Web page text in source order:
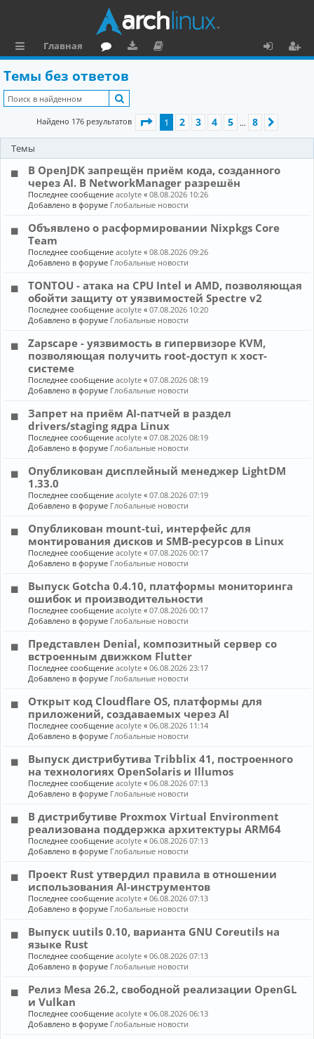
ы
л
и
Главная
ру
м
ру
зк
е
та
ц
я
Темы без ответов
Найдено 176 результатов Страница из8
1 2 3 4 5 … 8
Темы
В OpenJDK запрещён приём кода, созданного
через AI. В NetworkManager разрешён
Последнее сообщениеacolyte «08.08.2026 10:26
Добавлено в форуме Глобальные новости
Объявлено о расформировании Nixpkgs Core
Team
Последнее сообщениеacolyte «08.08.2026 09:26
Добавлено в форуме Глобальные новости
TONTOU - атака на CPU Intel и AMD, позволяющая
обойти защиту от уязвимостей Spectre v2
Последнее сообщениеacolyte «07.08.2026 10:20
Добавлено в форуме Глобальные новости
Zapscape - уязвимость в гипервизоре KVM,
позволяющая получить root-доступ к хост-
системе
Последнее сообщениеacolyte «07.08.2026 08:19
Добавлено в форуме Глобальные новости
Запрет на приём AI-патчей в раздел
drivers/staging ядра Linux
Последнее сообщениеacolyte «07.08.2026 08:19
Добавлено в форуме Глобальные новости
Опубликован дисплейный менеджер LightDM
1.33.0
Последнее сообщениеacolyte «07.08.2026 07:19
Добавлено в форуме Глобальные новости
Опубликован mount-tui, интерфейс для
монтирования дисков и SMB-ресурсов в Linux
Последнее сообщениеacolyte «07.08.2026 00:17
Добавлено в форуме Глобальные новости
Выпуск Gotcha 0.4.10, платформы мониторинга
ошибок и производительности
Последнее сообщениеacolyte «07.08.2026 00:17
Добавлено в форуме Глобальные новости
Представлен Denial, композитный сервер со
встроенным движком Flutter
Последнее сообщениеacolyte «06.08.2026 23:17
Добавлено в форуме Глобальные новости
Открыт код Cloudflare OS, платформы для
приложений, создаваемых через AI
Последнее сообщениеacolyte «06.08.2026 11:14
Добавлено в форуме Глобальные новости
Выпуск дистрибутива Tribblix 41, построенного
на технологиях OpenSolaris и Illumos
Последнее сообщениеacolyte «06.08.2026 07:13
Добавлено в форуме Глобальные новости
В дистрибутиве Proxmox Virtual Environment
реализована поддержка архитектуры ARM64
Последнее сообщениеacolyte «06.08.2026 07:13
Добавлено в форуме Глобальные новости
Проект Rust утвердил правила в отношении
использования AI-инструментов
Последнее сообщениеacolyte «06.08.2026 07:13
Добавлено в форуме Глобальные новости
Выпуск uutils 0.10, варианта GNU Coreutils на
языке Rust
Последнее сообщениеacolyte «06.08.2026 07:13
Добавлено в форуме Глобальные новости
Релиз Mesa 26.2, свободной реализации OpenGL
и Vulkan
Последнее сообщениеacolyte «06.08.2026 06:13
Добавлено в форуме Глобальные новости